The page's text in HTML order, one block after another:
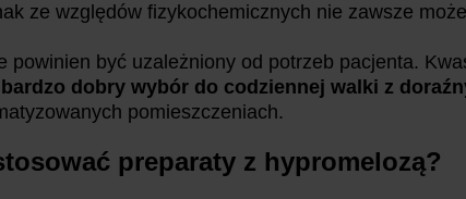
ze względów fizykochemicznych nie zawsze
powinien być uzależniony od potrzeb pacjenta.
dobry wybór do codziennej walki z
pomieszczeniach.
preparaty z hypromelozą?